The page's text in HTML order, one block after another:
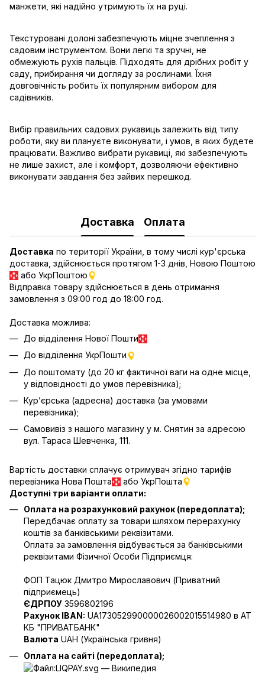
манжети, які надійно утримують їх на руці.
Текстуровані долоні забезпечують міцне зчеплення з
садовим інструментом. Вони легкі та зручні, не
обмежують рухів пальців. Підходять для дрібних робіт у
саду, прибирання чи догляду за рослинами. Їхня
довговічність робить їх популярним вибором для
садівників.
Вибір правильних садових рукавиць залежить від типу
роботи, яку ви плануєте виконувати, і умов, в яких будете
працювати. Важливо вибрати рукавиці, які забезпечують
не лише захист, але і комфорт, дозволяючи ефективно
виконувати завдання без зайвих перешкод.
Доставка Оплата
Доставка по території України, в тому числі кур'єрська
доставка, здійснюється протягом 1-3 днів, Новою Поштою
або УкрПоштою
Відправка товару здійснюється в день отримання
замовлення з 09:00 год до 18:00 год.
Доставка можлива:
До відділення Нової Пошти
До відділення УкрПошти
До поштомату (до 20 кг фактичної ваги на одне місце,
у відповідності до умов перевізника);
Кур’єрська (адресна) доставка (за умовами
перевізника);
Самовивіз з нашого магазину у м. Снятин за адресою
вул. Тараса Шевченка, 111.
Вартість доставки сплачує отримувач згідно тарифів
перевізника Нова Пошта
або УкрПошта
Доступні три варіанти оплати:
Оплата на розрахунковий рахунок (передоплата);
Передбачає оплату за товари шляхом перерахунку
коштів за банківськими реквізитами.
Оплата за замовлення відбувається за банківськими
реквізитами Фізичної Особи Підприємця:
ФОП Тацюк Дмитро Мирославович (Приватний
пiдприємець)
ЄДРПОУ 3596802196
Рахунок IBAN: UA173052990000026002015514980 в АТ
КБ "ПРИВАТБАНК"
Валюта UAH (Українська гривня)
Оплата на сайті (передоплата);